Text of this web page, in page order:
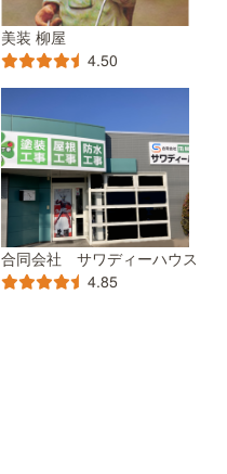
美装 柳屋
4.50
合同会社 サワディーハウス
4.85